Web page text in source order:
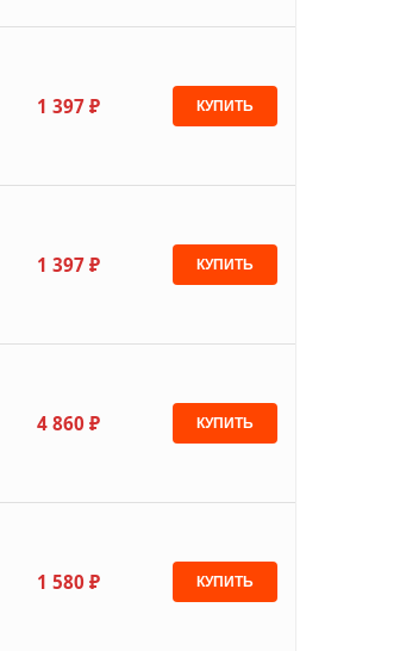
1 397 ₽ КУПИТЬ
1 397 ₽ КУПИТЬ
4 860 ₽ КУПИТЬ
1 580 ₽ КУПИТЬ